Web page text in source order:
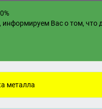
Вас о том, что
металла